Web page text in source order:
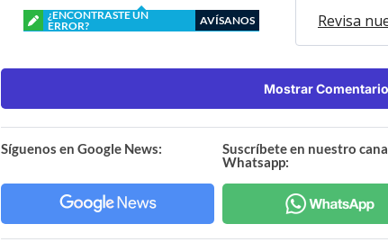
¿ENCONTRASTE UN
ERROR?
AVÍSANOS Revisa
Mostrar
Síguenos en Google News:
Suscríbete en nuestro
Whatsapp: